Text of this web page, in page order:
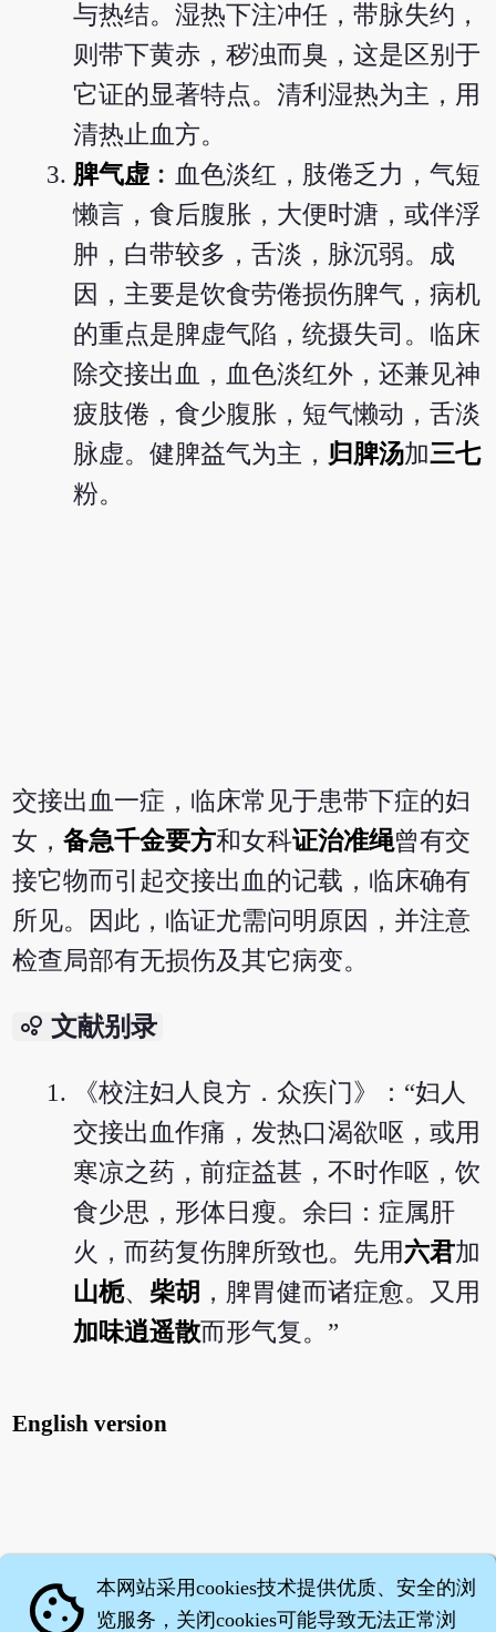
与热结。湿热下注冲任，带脉失约，
则带下黄赤，秽浊而臭，这是区别于
它证的显著特点。清利湿热为主，用
清热止血方。
脾气虚 ︰血色淡红，肢倦乏力，气短
懒言，食后腹胀，大便时溏，或伴浮
肿，白带较多，舌淡，脉沉弱。成
因，主要是饮食劳倦损伤脾气，病机
的重点是脾虚气陷，统摄失司。临床
除交接出血，血色淡红外，还兼见神
疲肢倦，食少腹胀，短气懒动，舌淡
脉虚。健脾益气为主， 归脾汤加三七
粉。
交接出血一症，临床常见于患带下症的妇
女，备急千金要方和女科证治准绳曾有交
接它物而引起交接出血的记载，临床确有
所见。因此，临证尤需问明原因，并注意
检查局部有无损伤及其它病变。
bubble_chart 文献别录
《校注妇人良方．众疾门》：“妇人
交接出血作痛，发热口渴欲呕，或用
寒凉之药，前症益甚，不时作呕，饮
食少思，形体日瘦。余曰：症属肝
火，而药复伤脾所致也。先用 六君加
山栀、 柴胡 ，脾胃健而诸症愈。又用
加味逍遥散而形气复。”
English version
cookie 本网站采用cookies技术提供优质、安全的浏
览服务，关闭cookies可能导致无法正常浏